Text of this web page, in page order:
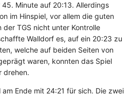
Minute auf 20:13. Allerdings
im Hinspiel, vor allem die guten
der TGS nicht unter Kontrolle
Walldorf es, auf ein 20:23 zu
welche auf beiden Seiten von
waren, konnten das Spiel
drehen.
Ende mit 24:21 für sich. Die zwei